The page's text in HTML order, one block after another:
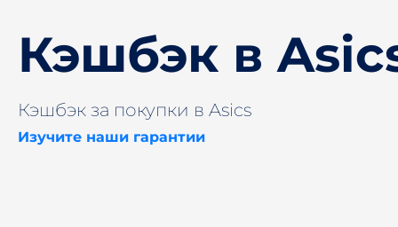
Кэшбэк в
Кэшбэк за покупки в Asics
Изучите наши гарантии